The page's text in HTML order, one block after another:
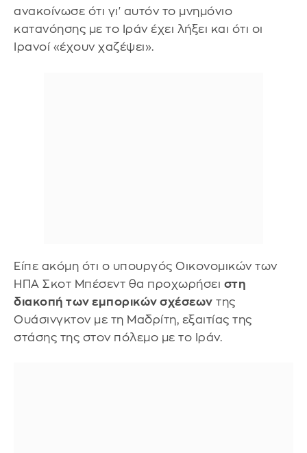
ανακοίνωσε ότι γι' αυτόν το μνημόνιο
κατανόησης με το Ιράν έχει λήξει και ότι οι
Ιρανοί «έχουν χαζέψει».
Είπε ακόμη ότι ο υπουργός Οικονομικών των
ΗΠΑ Σκοτ Μπέσεντ θα προχωρήσει στη
διακοπή των εμπορικών σχέσεων της
Ουάσινγκτον με τη Μαδρίτη, εξαιτίας της
στάσης της στον πόλεμο με το Ιράν.